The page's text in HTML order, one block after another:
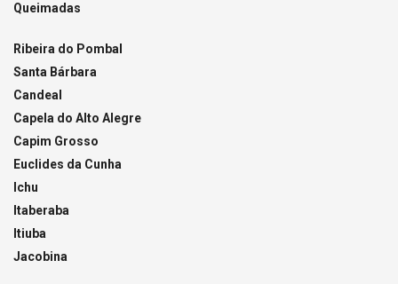
Queimadas
Ribeira do Pombal
Santa Bárbara
Candeal
Capela do Alto Alegre
Capim Grosso
Euclides da Cunha
Ichu
Itaberaba
Itiuba
Jacobina